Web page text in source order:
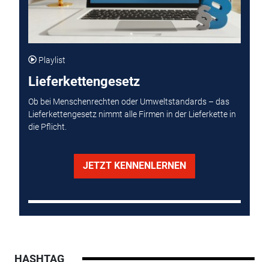
Playlist
Lieferkettengesetz
Ob bei Menschenrechten oder Umweltstandards – das
Lieferkettengesetz nimmt alle Firmen in der Lieferkette in
die Pflicht.
JETZT KENNENLERNEN
HASHTAG